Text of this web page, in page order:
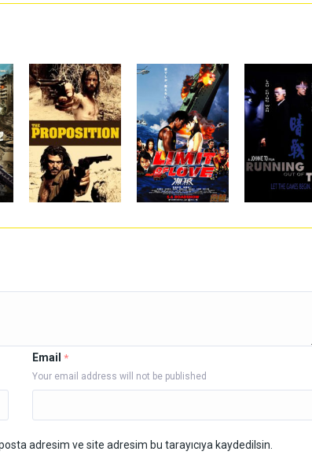
Email *
Your email address will not be published
adresim ve site adresim bu tarayıcıya kaydedilsin.